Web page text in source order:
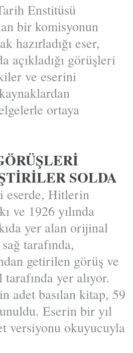
Enstitüsü
bir komisyonun
hazırladığı eser,
açıkladığı görüşleri
ve eserini
ortaya
SOLDA
eserde, Hitlerin
ve 1926 yılında
yer alan orijinal
tarafında,
getirilen görüş ve
yer alıyor.
adet basılan kitap, 59
Eserin bir yıl
versiyonu okuyucuyla